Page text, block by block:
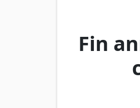
Fin